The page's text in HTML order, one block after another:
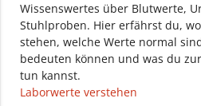
Wissenswertes über Blutwerte,
Stuhlproben. Hier erfährst du,
stehen, welche Werte normal
bedeuten können und was du
tun kannst.
Laborwerte verstehen